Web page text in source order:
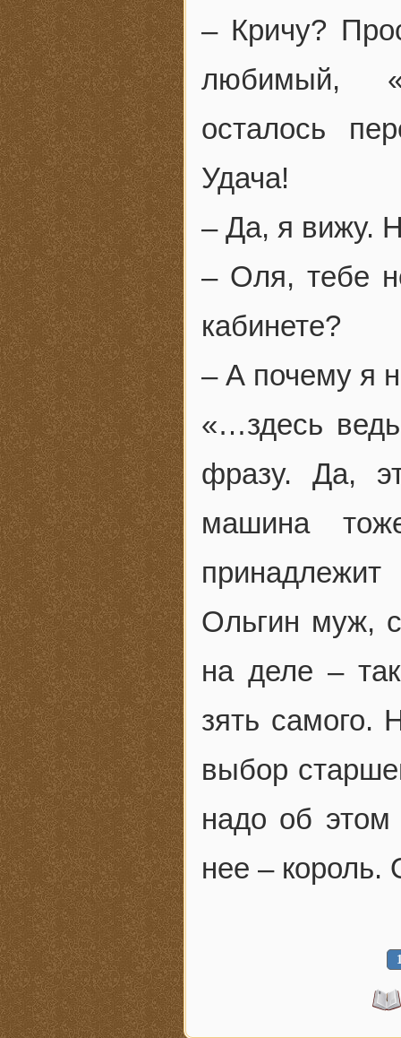
– Кричу?
любимый,
осталось
Удача!
– Да, я вижу.
– Оля, тебе
кабинете?
– А почему я
«…здесь
фразу. Да,
машина
Ольгин муж,
на деле –
зять самого.
выбор
надо об этом
нее – король.